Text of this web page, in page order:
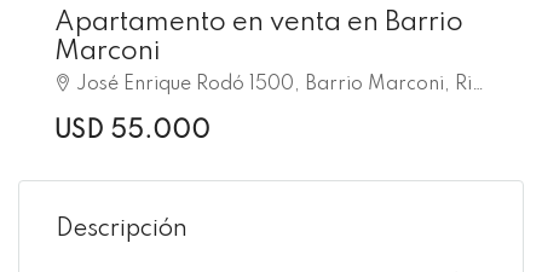
Apartamento en venta en Barrio
Marconi
José Enrique Rodó 1500, Barrio Marconi, Rivera
USD 55.000
Descripción